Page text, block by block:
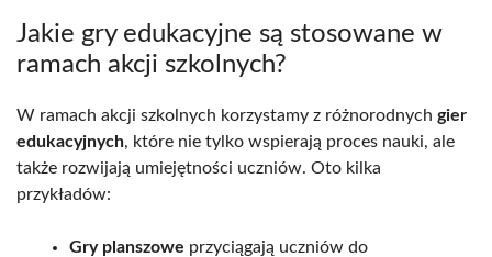
Jakie gry edukacyjne są stosowane w
ramach akcji szkolnych?
W ramach akcji szkolnych korzystamy z różnorodnych gier
edukacyjnych, które nie tylko wspierają proces nauki, ale
także rozwijają umiejętności uczniów. Oto kilka
przykładów:
Gry planszowe przyciągają uczniów do